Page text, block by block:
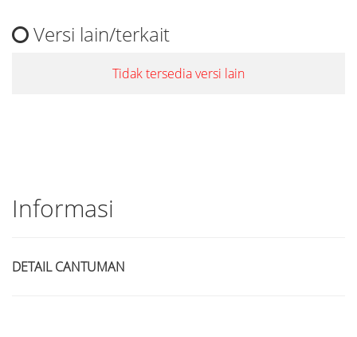
Versi lain/terkait
Tidak tersedia versi lain
Informasi
DETAIL CANTUMAN